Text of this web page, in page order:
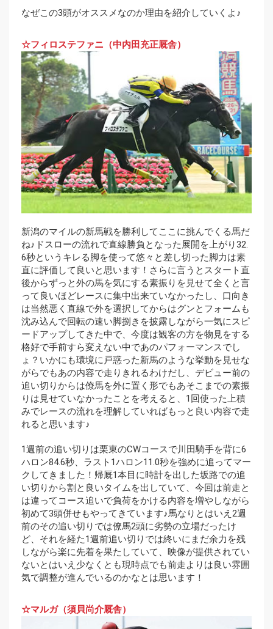
なぜこの3頭がオススメなのか理由を紹介していくよ♪
☆フィロステファニ（中内田充正厩舎）
新潟のマイルの新馬戦を勝利してここに挑んでくる馬だ
ね♪ドスローの流れで直線勝負となった展開を上がり32.
6秒というキレる脚を使って悠々と差し切った脚力は素
直に評価して良いと思います！さらに言うとスタート直
後からずっと外の馬を気にする素振りを見せて全くと言
って良いほどレースに集中出来ていなかったし、口向き
は当然悪く直線で外を選択してからはグンとフォームも
沈み込んで回転の速い脚捌きを披露しながら一気にスピ
ードアップしてきた中で、今度は観客の方を物見をする
格好で手前すら変えない中であのパフォーマンスでし
ょ？いかにも環境に戸惑った新馬のような挙動を見せな
がらでもあの内容で走りきれるわけだし、デビュー前の
追い切りからは僚馬を外に置く形でもあそこまでの素振
りは見せていなかったことを考えると、1回使った上積
みでレースの流れを理解していればもっと良い内容で走
れると思います♪
1週前の追い切りは栗東のCWコースで川田騎手を背に6
ハロン84.6秒、ラスト1ハロン11.0秒を強めに追ってマー
クしてきました！帰厩1本目に時計を出した坂路での追
い切りから割と良いタイムを出していて、今回は前走と
は違ってコース追いで負荷をかける内容を増やしながら
初めて3頭併せもやってきています♪馬なりとはいえ2週
前のその追い切りでは僚馬2頭に劣勢の立場だったけ
ど、それを経た1週前追い切りでは終いにまだ余力を残
しながら楽に先着を果たしていて、映像が提供されてい
ないとはいえ少なくとも現時点でも前走よりは良い雰囲
気で調整が進んでいるのかなとは思います！
☆マルガ（須貝尚介厩舎）